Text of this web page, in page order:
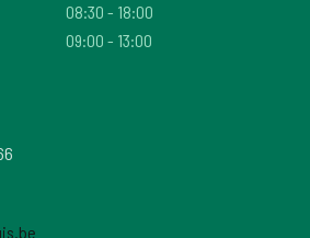
08:30 - 18:00
09:00 - 13:00